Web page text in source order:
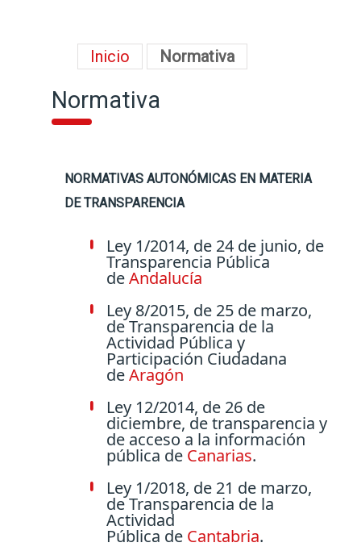
Inicio Normativa
Normativa
NORMATIVAS AUTONÓMICAS EN MATERIA
DE TRANSPARENCIA
Ley 1/2014, de 24 de junio, de
Transparencia Pública
deAndalucía
Ley 8/2015, de 25 de marzo,
de Transparencia de la
Actividad Pública y
Participación Ciudadana
deAragón
Ley 12/2014, de 26 de
diciembre, de transparencia y
de acceso a la información
pública de Canarias.
Ley 1/2018, de 21 de marzo,
de Transparencia de la
Actividad
Pública de Cantabria.